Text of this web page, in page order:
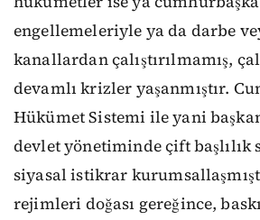
engellemeleriyle ya da darbe
kanallardan çalıştırılmamış,
devamlı krizler yaşanmıştır.
Hükümet Sistemi ile yani
devlet yönetiminde çift başlılık
siyasal istikrar
rejimleri doğası gereğince,